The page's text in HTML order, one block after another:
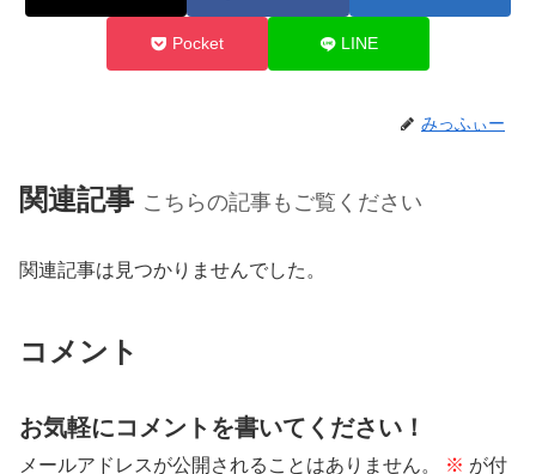
Pocket LINE
みっふぃー
関連記事 こちらの記事もご覧ください
関連記事は見つかりませんでした。
コメント
お気軽にコメントを書いてください！
メールアドレスが公開されることはありません。 ※ が付